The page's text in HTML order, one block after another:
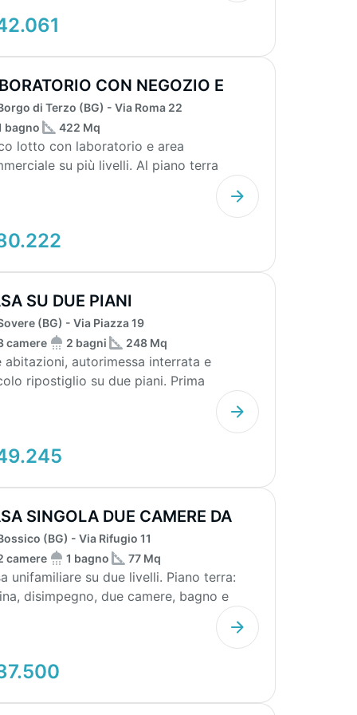
CON NEGOZIO E
64...
di Terzo (BG) - Via Roma 22
bagno
422 Mq
lotto con laboratorio e area
su più livelli. Al piano terra
SU DUE PIANI
(BG) - Via Piazza 19
camere
2 bagni 248 Mq
abitazioni, autorimessa interrata e
ripostiglio su due piani. Prima
SINGOLA DUE CAMERE DA
(BG) - Via Rifugio 11
camere
1 bagno 77 Mq
unifamiliare su due livelli. Piano terra:
disimpegno, due camere, bagno e